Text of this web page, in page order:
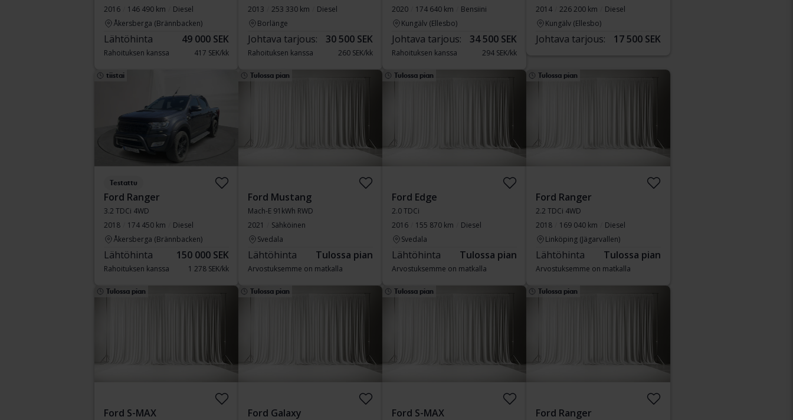
2016
146 490 km
Diesel
Åkersberga (Brännbacken)
Lähtöhinta 49 000 SEK
Rahoituksen kanssa 417 SEK/kk
2013
253 330 km
Diesel
Borlänge
Johtava tarjous: 30 500 SEK
Rahoituksen kanssa 260 SEK/kk
2020
174 640 km
Bensiini
Kungälv (Ellesbo)
Johtava tarjous: 34 500 SEK
Rahoituksen kanssa 294 SEK/kk
2014
226 200 km
Diesel
Kungälv (Ellesbo)
Johtava tarjous: 17 500 SEK
tiistai
Testattu
Ford Ranger
3.2 TDCi 4WD
2018
174 450 km
Diesel
Åkersberga (Brännbacken)
Lähtöhinta 150 000 SEK
Rahoituksen kanssa 1 278 SEK/kk
Tulossa pian
Ford Mustang
Mach-E 91kWh RWD
2021
Sähköinen
Svedala
Lähtöhinta Tulossa pian
Arvostuksemme on matkalla
Tulossa pian
Ford Edge
2.0 TDCi
2016
155 870 km
Diesel
Svedala
Lähtöhinta Tulossa pian
Arvostuksemme on matkalla
Tulossa pian
Ford Ranger
2.2 TDCi 4WD
2018
169 040 km
Diesel
Linköping (Jägarvallen)
Lähtöhinta Tulossa pian
Arvostuksemme on matkalla
Tulossa pian
Ford S-MAX
Tulossa pian
Ford Galaxy
Tulossa pian
Ford S-MAX
Tulossa pian
Ford Ranger